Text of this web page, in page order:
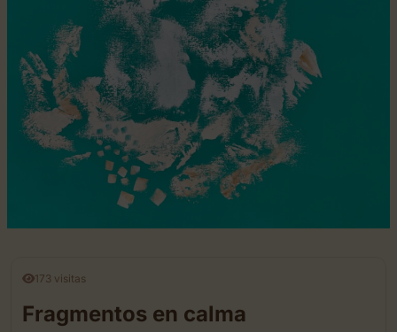
173 visitas
Fragmentos en calma